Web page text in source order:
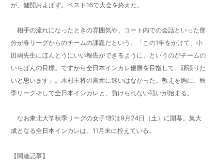
が、健闘およばず。ベスト16で大会を終えた。
相手の流れになったときの雰囲気や、コート内での会話といった部
分が春リーグからのチームの課題だという。「この1年をかけて、小
田嶋先生にほんとうにいい報告ができるように、というのがチームの
いちばんの目標。ですから全日本インカレ優勝を目指して、頑張りた
いと思います」。木村主将の言葉に迷いはなかった。教えを胸に、秋
季リーグそして全日本インカレと、負けられない戦いが始まる。
なお東北大学秋季リーグの女子1部は9月24日（土）に開幕。集大
成となる全日本インカレは、11月末に控えている。
【関連記事】